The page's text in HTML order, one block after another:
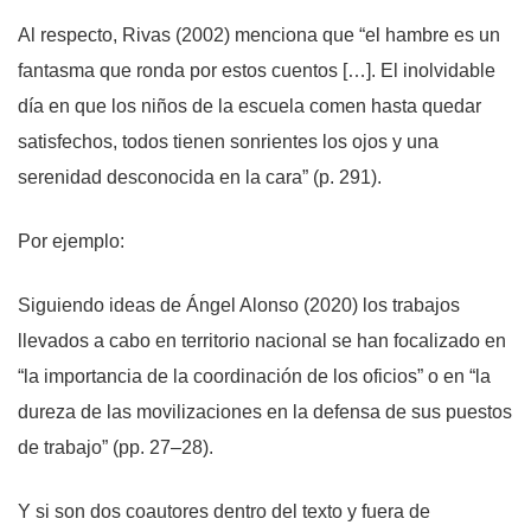
Al respecto, Rivas (2002) menciona que “el hambre es un
fantasma que ronda por estos cuentos […]. El inolvidable
día en que los niños de la escuela comen hasta quedar
satisfechos, todos tienen sonrientes los ojos y una
serenidad desconocida en la cara” (p. 291).
Por ejemplo:
Siguiendo ideas de Ángel Alonso (2020) los trabajos
llevados a cabo en territorio nacional se han focalizado en
“la importancia de la coordinación de los oficios” o en “la
dureza de las movilizaciones en la defensa de sus puestos
de trabajo” (pp. 27–28).
Y si son dos coautores dentro del texto y fuera de